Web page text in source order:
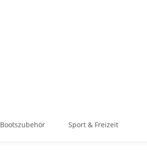
Bootszubehör Sport & Freizeit